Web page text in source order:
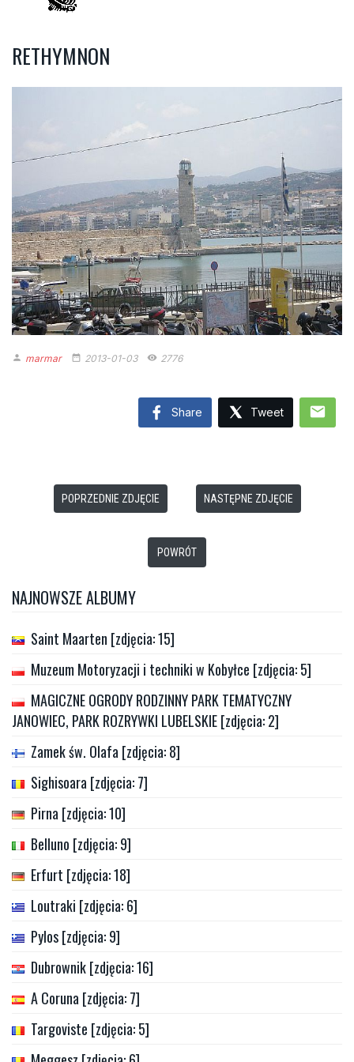
RETHYMNON
person marmar date_range 2013-01-03 remove_red_eye 2776
Share Tweet mail
POPRZEDNIE ZDJĘCIE NASTĘPNE ZDJĘCIE
POWRÓT
NAJNOWSZE ALBUMY
Saint Maarten [zdjęcia: 15]
Muzeum Motoryzacji i techniki w Kobyłce [zdjęcia: 5]
MAGICZNE OGRODY RODZINNY PARK TEMATYCZNY
JANOWIEC, PARK ROZRYWKI LUBELSKIE [zdjęcia: 2]
Zamek św. Olafa [zdjęcia: 8]
Sighisoara [zdjęcia: 7]
Pirna [zdjęcia: 10]
Belluno [zdjęcia: 9]
Erfurt [zdjęcia: 18]
Loutraki [zdjęcia: 6]
Pylos [zdjęcia: 9]
Dubrownik [zdjęcia: 16]
A Coruna [zdjęcia: 7]
Targoviste [zdjęcia: 5]